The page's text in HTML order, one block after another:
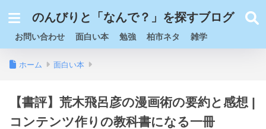
のんびりと「なんで？」を探すブログ
お問い合わせ 面白い本 勉強 柏市ネタ 雑学
ホーム 面白い本
【書評】荒木飛呂彦の漫画術の要約と感想 |
コンテンツ作りの教科書になる一冊